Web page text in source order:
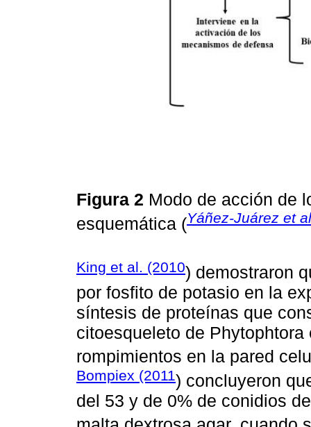
Figura 2 Modo de acción de
esquemática (Yáñez-Juárez et
King et al. (2010) demostraron
por fosfito de potasio en la
síntesis de proteínas que
citoesqueleto de
rompimientos en la pared
Bompiex (2011) concluyeron
del 53 y de 0% de conidios